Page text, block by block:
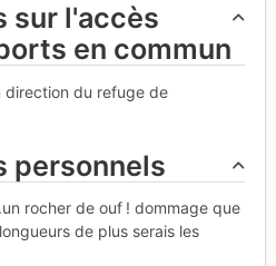
sur l'accès
en commun
direction du refuge de
personnels
rocher de ouf ! dommage que
de plus serais les